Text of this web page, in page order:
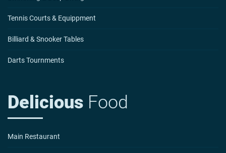
Tennis Courts & Equippment
Billiard & Snooker Tables
Darts Tournments
Delicious Food
Main Restaurant